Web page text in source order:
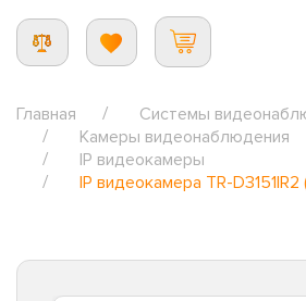
Главная
Системы
Камеры видеонаблюдения
IP видеокамеры
IP видеокамера TR-D3151IR2